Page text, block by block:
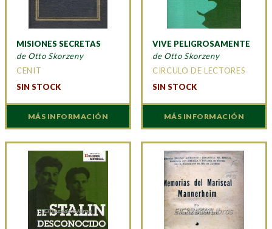
MISIONES SECRETAS
de Otto Skorzeny
CENIT
SIN STOCK
MÁS INFORMACIÓN
VIVE PELIGROSAMENTE
de Otto Skorzeny
CIRCULO DE LECTORES
SIN STOCK
MÁS INFORMACIÓN